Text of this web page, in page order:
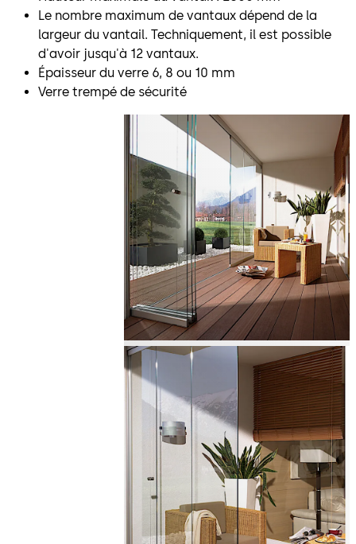
Le nombre maximum de vantaux dépend de la
largeur du vantail. Techniquement, il est possible
d'avoir jusqu'à 12 vantaux.
Épaisseur du verre 6, 8 ou 10 mm
Verre trempé de sécurité